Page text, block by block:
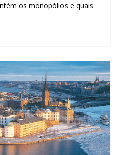
os monopólios e quais